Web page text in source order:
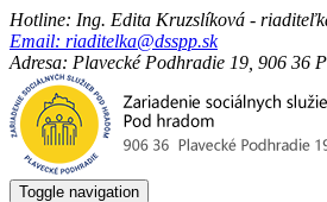
Hotline: Ing. Edita Kruzslíková -
Email: riaditelka@dsspp.sk
Adresa: Plavecké Podhradie 19, 906 36
Toggle navigation